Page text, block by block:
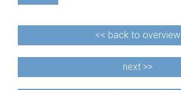
<< back to overview
next >>